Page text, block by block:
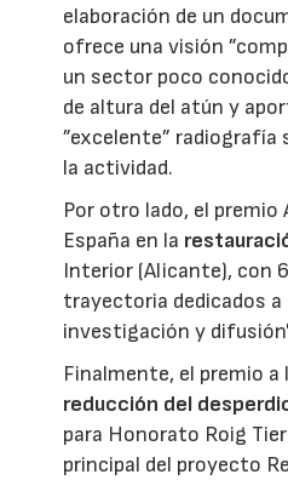
elaboración de un
ofrece una visión
un sector poco
de altura del atún y
”excelente” radiografía
la actividad.
Por otro lado, el premio
España en la
Interior (Alicante), con
trayectoria dedicados a
investigación y
Finalmente, el premio a
reducción del
para Honorato Roig
principal del proyecto